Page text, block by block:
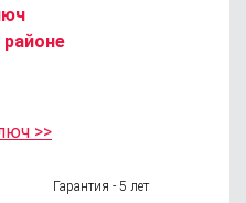
>>
Гарантия - 5 лет